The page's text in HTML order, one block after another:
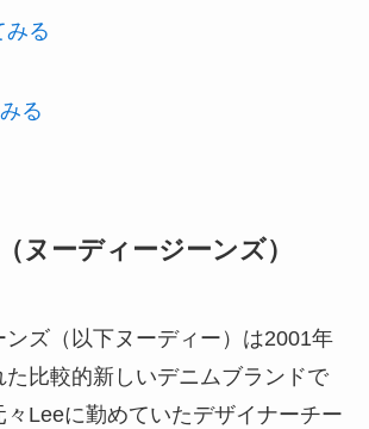
みる
る
ヌーディージーンズ）
ンズ（以下ヌーディー）は2001年
た比較的新しいデニムブランドで
Leeに勤めていたデザイナーチー